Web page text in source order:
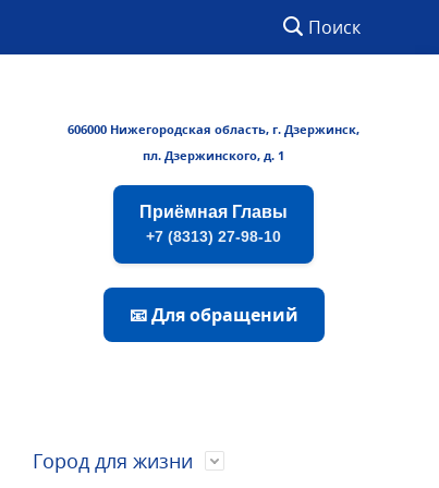
Поиск
606000 Нижегородская область, г. Дзержинск,
пл. Дзержинского, д. 1
Приёмная Главы
+7 (8313) 27-98-10
📧 Для обращений
Город для жизни